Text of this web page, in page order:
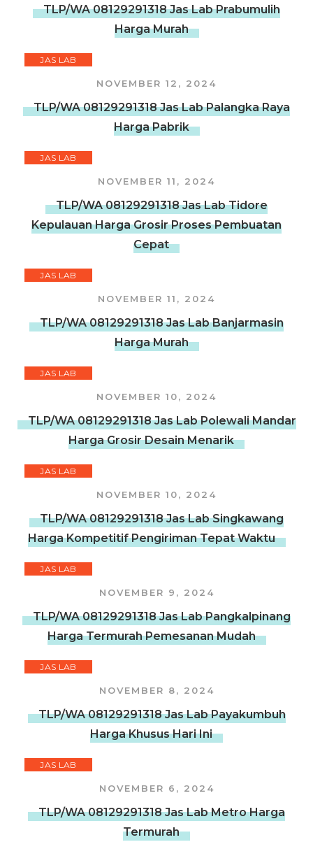
TLP/WA 08129291318 Jas Lab Prabumulih
Harga Murah
JAS LAB
NOVEMBER 12, 2024
TLP/WA 08129291318 Jas Lab Palangka Raya
Harga Pabrik
JAS LAB
NOVEMBER 11, 2024
TLP/WA 08129291318 Jas Lab Tidore
Kepulauan Harga Grosir Proses Pembuatan
Cepat
JAS LAB
NOVEMBER 11, 2024
TLP/WA 08129291318 Jas Lab Banjarmasin
Harga Murah
JAS LAB
NOVEMBER 10, 2024
TLP/WA 08129291318 Jas Lab Polewali Mandar
Harga Grosir Desain Menarik
JAS LAB
NOVEMBER 10, 2024
TLP/WA 08129291318 Jas Lab Singkawang
Harga Kompetitif Pengiriman Tepat Waktu
JAS LAB
NOVEMBER 9, 2024
TLP/WA 08129291318 Jas Lab Pangkalpinang
Harga Termurah Pemesanan Mudah
JAS LAB
NOVEMBER 8, 2024
TLP/WA 08129291318 Jas Lab Payakumbuh
Harga Khusus Hari Ini
JAS LAB
NOVEMBER 6, 2024
TLP/WA 08129291318 Jas Lab Metro Harga
Termurah